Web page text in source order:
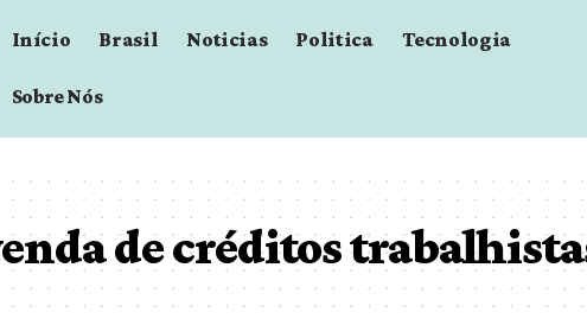
Início Brasil Noticias Politica Tecnologia
Sobre Nós
de créditos